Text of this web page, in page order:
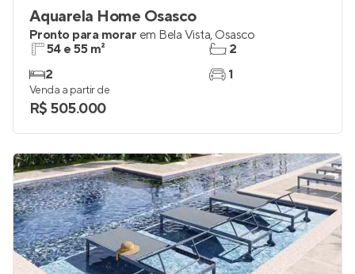
Aquarela Home Osasco
Pronto para morar em Bela Vista, Osasco
54 e 55 m²
2
2
1
Venda a partir de
R$ 505.000